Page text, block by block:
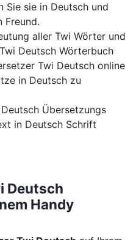
Sie sie in Deutsch und
Freund.
aller Twi Wörter und
Deutsch Wörterbuch
Twi Deutsch online
in Deutsch zu
Übersetzungs
in Deutsch Schrift
Deutsch
Handy